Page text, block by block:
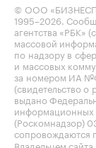
© ООО
1995–2026 .
агентства «РБК»
массовой
по надзору в
и массовых
за номером ИА
(свидетельство
выдано
информационных
(Роскомнадзор)
сопровождаются
Владельцем